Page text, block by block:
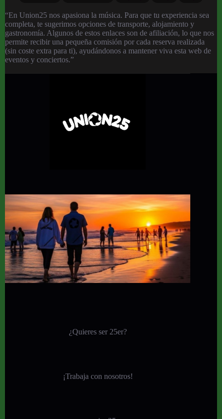
“En Union25 nos apasiona la música. Para que tu experiencia sea
completa, te sugerimos opciones de transporte, alojamiento y
gastronomía. Algunos de estos enlaces son de afiliación, lo que nos
permite recibir una pequeña comisión por cada reserva realizada
(sin coste extra para ti), ayudándonos a mantener viva esta web de
eventos y conciertos.”
¿Quieres ser 25er?
¡Trabaja con nosotros!